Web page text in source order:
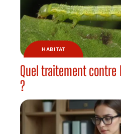
HABITAT
Quel traitement
?